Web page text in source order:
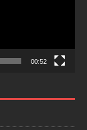
00:52